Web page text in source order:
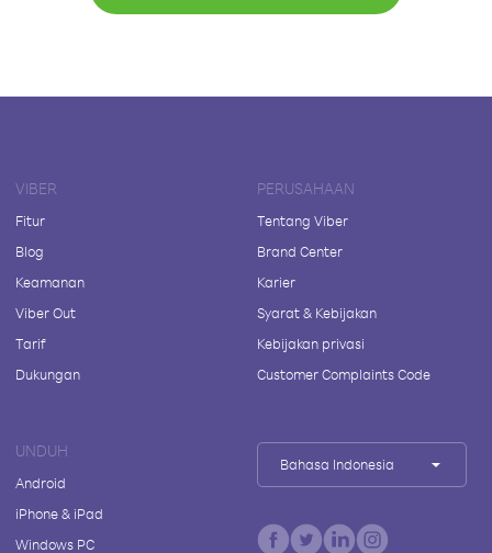
VIBER
Fitur
Blog
Keamanan
Viber Out
Tarif
Dukungan
PERUSAHAAN
Tentang Viber
Brand Center
Karier
Syarat & Kebijakan
Kebijakan privasi
Customer Complaints Code
UNDUH
Android
iPhone & iPad
Windows PC
Bahasa Indonesia